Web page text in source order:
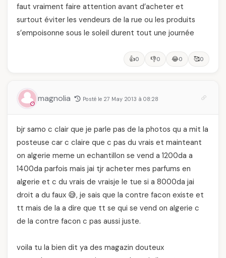
faut vraiment faire attention avant d’acheter et
surtout éviter les vendeurs de la rue ou les produits
s’empoisonne sous le soleil durent tout une journée
👍0 👎0 😂0 🥰0
magnolia Posté le 27 May 2013 à 08:28
bjr samo c clair que je parle pas de la photos qu a mit la
posteuse car c claire que c pas du vrais et mainteant
on algerie meme un echantillon se vend a 1200da a
1400da parfois mais jai tjr acheter mes parfums en
algerie et c du vrais de vraisje le tue si a 8000da jai
droit a du faux 😅, je sais que la contre facon existe et
tt mais de la a dire que tt se qui se vend on algerie c
de la contre facon c pas aussi juste.
voila tu la bien dit ya des magazin douteux